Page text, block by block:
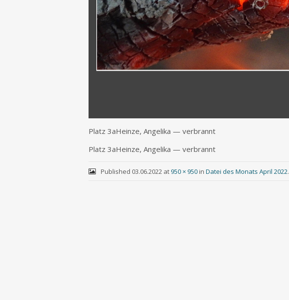
Platz 3aHeinze, Ange­li­ka — verbrannt
Platz 3aHeinze, Ange­li­ka — verbrannt
Published 03.06.2022at950 × 950in Datei des Monats April 2022.